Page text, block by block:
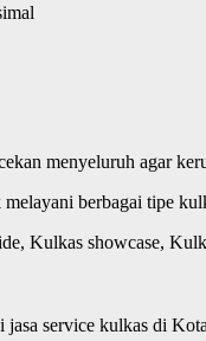
menyeluruh agar
berbagai tipe
Kulkas showcase,
jasa service kulkas di